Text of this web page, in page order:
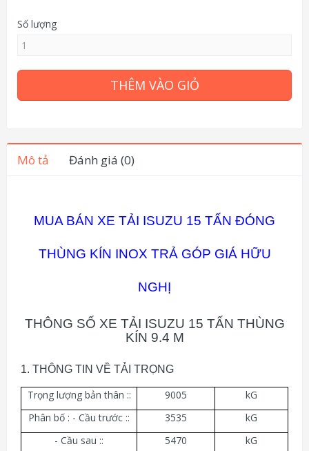
Số lượng
THÊM VÀO GIỎ
Mô tả Đánh giá (0)
MUA BÁN XE TẢI ISUZU 15 TẤN ĐÓNG
THÙNG KÍN INOX TRẢ GÓP GIÁ HỮU
NGHỊ
THÔNG SỐ XE TẢI ISUZU 15 TẤN THÙNG
KÍN 9.4 M
1. THÔNG TIN VỀ TẢI TRỌNG
Trọng lượng bản thân :: 9005
kG
Phân bố : - Cầu trước ::
3535
kG
- Cầu sau ::
5470
kG